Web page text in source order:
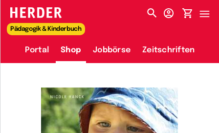
HERDER-MENÜ
Pädagogik & Kinderbuch
Portal Shop Jobbörse Zeitschriften